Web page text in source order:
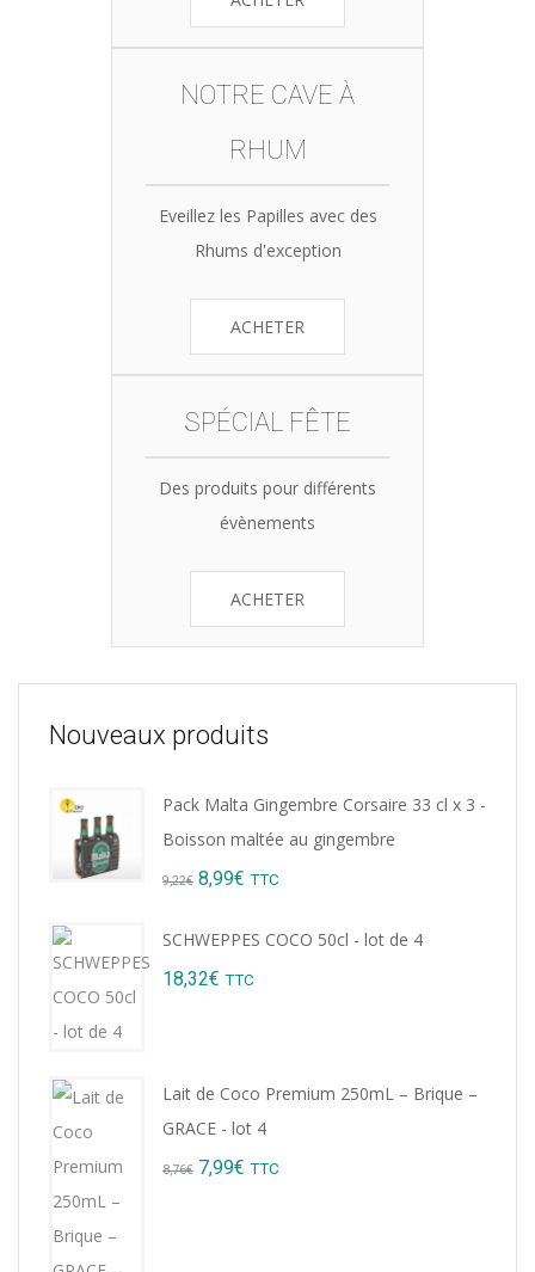
NOTRE CAVE À
RHUM
Eveillez les Papilles avec des
Rhums d'exception
ACHETER
SPÉCIAL FÊTE
Des produits pour différents
évènements
ACHETER
Nouveaux produits
Pack Malta Gingembre Corsaire 33 cl x 3 -
Boisson maltée au gingembre
9,22€ Original
8,99€ Current
TTC
SCHWEPPES COCO 50cl - lot de 4
18,32€ TTC
Lait de Coco Premium 250mL – Brique –
GRACE - lot 4
8,76€ Original
7,99€ Current
TTC